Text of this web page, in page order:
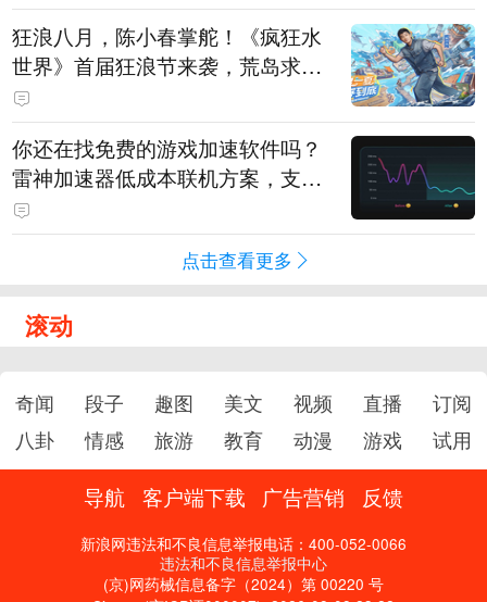
狂浪八月，陈小春掌舵！《疯狂水
世界》首届狂浪节来袭，荒岛求生
直播即将开启
你还在找免费的游戏加速软件吗？
雷神加速器低成本联机方案，支持
免费试用
点击查看更多
滚动
奇闻 段子 趣图 美文 视频 直播
订阅
八卦
情感 旅游 教育 动漫 游戏 试用
导航 客户端下载 广告营销 反馈
新浪网违法和不良信息举报电话：400-052-0066
违法和不良信息举报中心
(京)网药械信息备字（2024）第 00220 号